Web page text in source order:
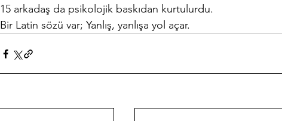
15 arkadaş da psikolojik baskıdan kurtulurdu.
Bir Latin sözü var; Yanlış, yanlışa yol açar.